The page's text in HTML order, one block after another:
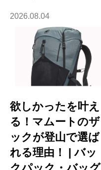
2026.08.04
欲しかったを叶え
る！マムートのザ
ックが登山で選ば
れる理由！ | バッ